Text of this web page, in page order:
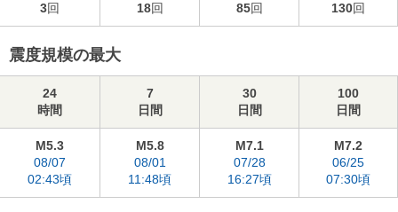
3回 18回 85回 130回
震度規模の最大
24
時間
7
日間
30
日間
100
日間
M5.3
08/07
02:43頃
M5.8
08/01
11:48頃
M7.1
07/28
16:27頃
M7.2
06/25
07:30頃